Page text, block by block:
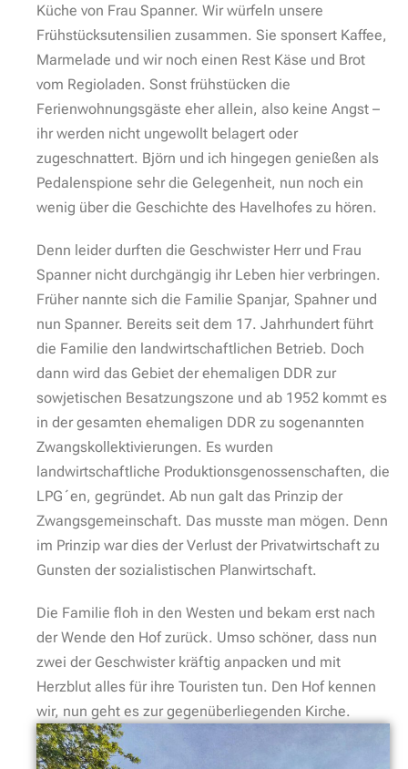
Küche von Frau Spanner. Wir würfeln unsere
Frühstücksutensilien zusammen. Sie sponsert Kaffee,
Marmelade und wir noch einen Rest Käse und Brot
vom Regioladen. Sonst frühstücken die
Ferienwohnungsgäste eher allein, also keine Angst –
ihr werden nicht ungewollt belagert oder
zugeschnattert. Björn und ich hingegen genießen als
Pedalenspione sehr die Gelegenheit, nun noch ein
wenig über die Geschichte des Havelhofes zu hören.
Denn leider durften die Geschwister Herr und Frau
Spanner nicht durchgängig ihr Leben hier verbringen.
Früher nannte sich die Familie Spanjar, Spahner und
nun Spanner. Bereits seit dem 17. Jahrhundert führt
die Familie den landwirtschaftlichen Betrieb. Doch
dann wird das Gebiet der ehemaligen DDR zur
sowjetischen Besatzungszone und ab 1952 kommt es
in der gesamten ehemaligen DDR zu sogenannten
Zwangskollektivierungen. Es wurden
landwirtschaftliche Produktionsgenossenschaften, die
LPG´en, gegründet. Ab nun galt das Prinzip der
Zwangsgemeinschaft. Das musste man mögen. Denn
im Prinzip war dies der Verlust der Privatwirtschaft zu
Gunsten der sozialistischen Planwirtschaft.
Die Familie floh in den Westen und bekam erst nach
der Wende den Hof zurück. Umso schöner, dass nun
zwei der Geschwister kräftig anpacken und mit
Herzblut alles für ihre Touristen tun. Den Hof kennen
wir, nun geht es zur gegenüberliegenden Kirche.